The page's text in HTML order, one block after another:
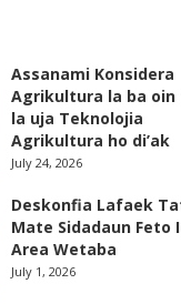
Assanami Konsidera
Agrikultura la ba oin
la uja Teknolojia
Agrikultura ho di’ak
July 24, 2026
Deskonfia Lafaek
Mate Sidadaun Feto
Area Wetaba
July 1, 2026